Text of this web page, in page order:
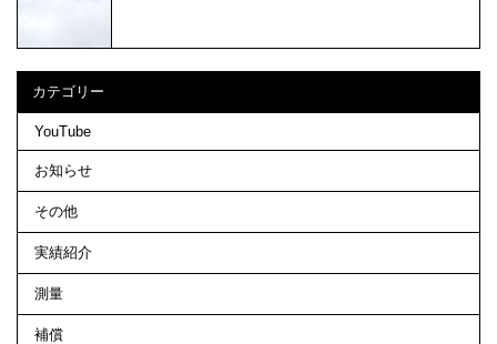
カテゴリー
YouTube
お知らせ
その他
実績紹介
測量
補償